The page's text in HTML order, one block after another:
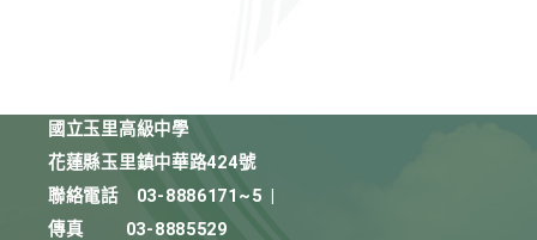
國立玉里高級中學
花蓮縣玉里鎮中華路424號
聯絡電話
03-8886171~5
傳真
03-8885529